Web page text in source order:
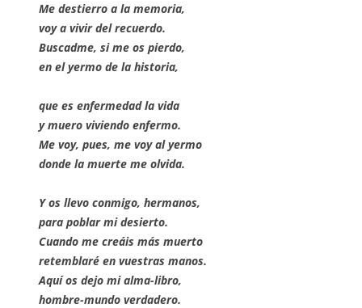
Me destierro a la memoria,
voy a vivir del recuerdo.
Buscadme, si me os pierdo,
en el yermo de la historia,
que es enfermedad la vida
y muero viviendo enfermo.
Me voy, pues, me voy al yermo
donde la muerte me olvida.
Y os llevo conmigo, hermanos,
para poblar mi desierto.
Cuando me creáis más muerto
retemblaré en vuestras manos.
Aquí os dejo mi alma-libro,
hombre-mundo verdadero.